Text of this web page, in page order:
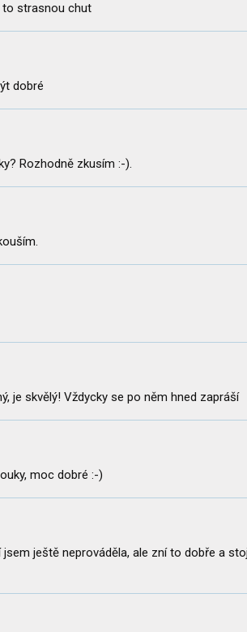
to strasnou chut
dobré
Rozhodně zkusím :-).
je skvělý! Vždycky se po něm hned zapráší
moc dobré :-)
jsem ještě neprováděla, ale zní to dobře a